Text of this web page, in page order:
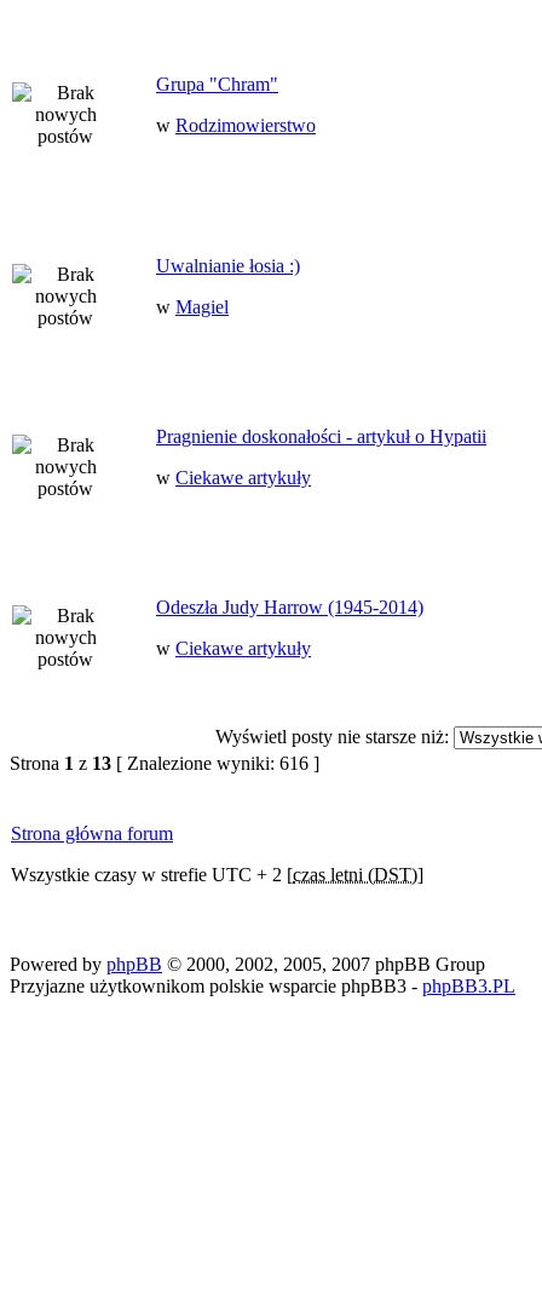
Grupa "Chram"
w Rodzimowierstwo
Uwalnianie łosia :)
w Magiel
Pragnienie doskonałości - artykuł o Hypatii
w Ciekawe artykuły
Odeszła Judy Harrow (1945-2014)
w Ciekawe artykuły
Wyświetl posty nie starsze niż:
Strona 1 z 13 [ Znalezione wyniki: 616 ]
Strona główna forum
Wszystkie czasy w strefie UTC + 2 [czas letni (DST)]
Powered by phpBB © 2000, 2002, 2005, 2007 phpBB Group
Przyjazne użytkownikom polskie wsparcie phpBB3 - phpBB3.PL